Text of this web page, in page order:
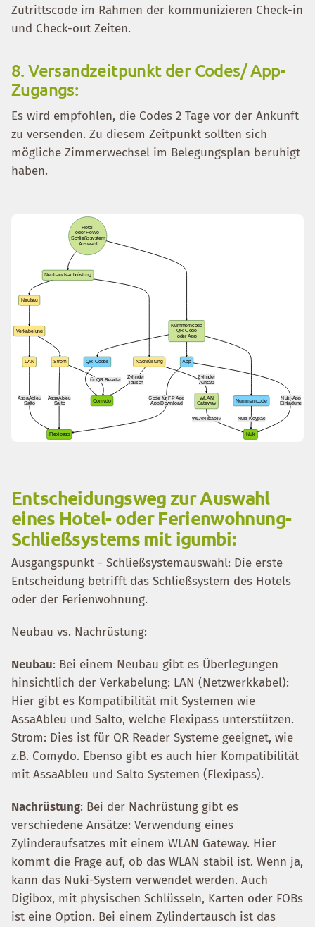
Zutrittscode im Rahmen der kommunizieren Check-in
und Check-out Zeiten.
8. Versandzeitpunkt der Codes/ App-
Zugangs:
Es wird empfohlen, die Codes 2 Tage vor der Ankunft
zu versenden. Zu diesem Zeitpunkt sollten sich
mögliche Zimmerwechsel im Belegungsplan beruhigt
haben.
Entscheidungsweg zur Auswahl
eines Hotel- oder Ferienwohnung-
Schließsystems mit igumbi:
Ausgangspunkt - Schließsystemauswahl: Die erste
Entscheidung betrifft das Schließsystem des Hotels
oder der Ferienwohnung.
Neubau vs. Nachrüstung:
Neubau: Bei einem Neubau gibt es Überlegungen
hinsichtlich der Verkabelung: LAN (Netzwerkkabel):
Hier gibt es Kompatibilität mit Systemen wie
AssaAbleu und Salto, welche Flexipass unterstützen.
Strom: Dies ist für QR Reader Systeme geeignet, wie
z.B. Comydo. Ebenso gibt es auch hier Kompatibilität
mit AssaAbleu und Salto Systemen (Flexipass).
Nachrüstung: Bei der Nachrüstung gibt es
verschiedene Ansätze: Verwendung eines
Zylinderaufsatzes mit einem WLAN Gateway. Hier
kommt die Frage auf, ob das WLAN stabil ist. Wenn ja,
kann das Nuki-System verwendet werden. Auch
Digibox, mit physischen Schlüsseln, Karten oder FOBs
ist eine Option. Bei einem Zylindertausch ist das